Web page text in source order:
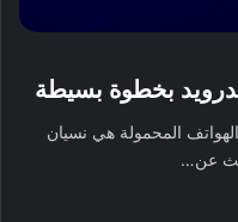
بخطوة بسيطة
المحمولة هي نسيان
عن…